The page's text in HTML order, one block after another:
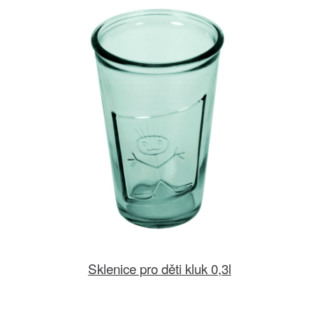
Sklenice pro děti kluk 0,3l